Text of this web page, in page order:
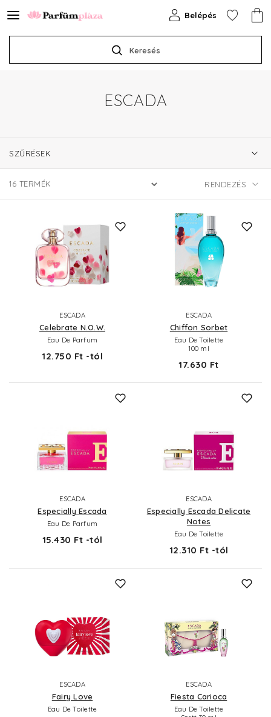
Keresés
Belépés
ESCADA
SZŰRÉSEK
16 TERMÉK
ESCADA
Celebrate N.O.W.
Eau De Parfum
12.750 Ft -tól
ESCADA
Chiffon Sorbet
Eau De Toilette
100 ml
17.630 Ft
ESCADA
Especially Escada
Eau De Parfum
15.430 Ft -tól
ESCADA
Especially Escada Delicate
Notes
Eau De Toilette
12.310 Ft -tól
ESCADA
Fairy Love
Eau De Toilette
ESCADA
Fiesta Carioca
Eau De Toilette